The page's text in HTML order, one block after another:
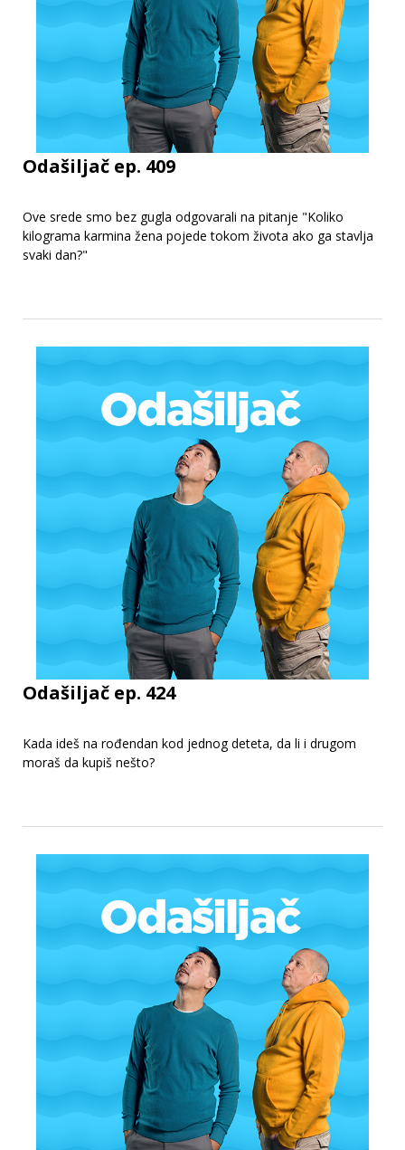
Odašiljač ep. 409
Ove srede smo bez gugla odgovarali na pitanje "Koliko
kilograma karmina žena pojede tokom života ako ga stavlja
svaki dan?"
Odašiljač ep. 424
Kada ideš na rođendan kod jednog deteta, da li i drugom
moraš da kupiš nešto?